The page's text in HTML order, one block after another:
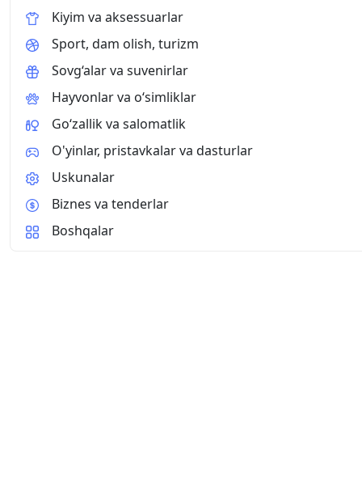
Kiyim va aksessuarlar
Sport, dam olish, turizm
Sovg‘alar va suvenirlar
Hayvonlar va o‘simliklar
Go‘zallik va salomatlik
O'yinlar, pristavkalar va dasturlar
Uskunalar
Biznes va tenderlar
Boshqalar